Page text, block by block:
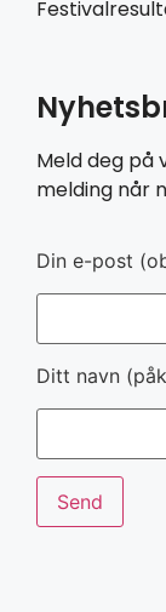
Meld deg på
melding når
Din e-post
Ditt navn